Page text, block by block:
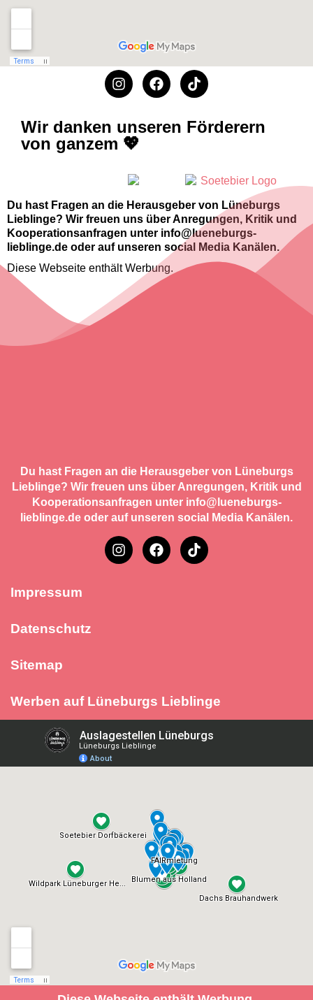
Wir danken unseren Förderern
von ganzem 💖
Du hast Fragen an die Herausgeber von Lüneburgs
Lieblinge? Wir freuen uns über Anregungen, Kritik und
Kooperationsanfragen unter info@lueneburgs-
lieblinge.de oder auf unseren social Media Kanälen.
Diese Webseite enthält Werbung.
Du hast Fragen an die Herausgeber von Lüneburgs
Lieblinge? Wir freuen uns über Anregungen, Kritik und
Kooperationsanfragen unter info@lueneburgs-
lieblinge.de oder auf unseren social Media Kanälen.
Impressum
Datenschutz
Sitemap
Werben auf Lüneburgs Lieblinge